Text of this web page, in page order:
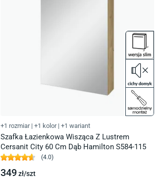
+1 rozmiar | +1 kolor | +1 wariant
Szafka Łazienkowa Wisząca Z Lustrem
Cersanit City 60 Cm Dąb Hamilton S584-115
(4.0)
349zł/szt